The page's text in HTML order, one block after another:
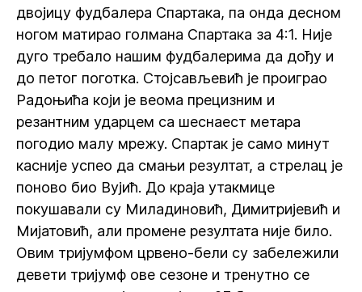
двојицу фудбалера Спартака, па онда десном
ногом матирао голмана Спартака за 4:1. Није
дуго требало нашим фудбалерима да дођу и
до петог поготка. Стојсављевић је проиграо
Радоњића који је веома прецизним и
резантним ударцем са шеснаест метара
погодио малу мрежу. Спартак је само минут
касније успео да смањи резултат, а стрелац је
поново био Вујић. До краја утакмице
покушавали су Миладиновић, Димитријевић и
Мијатовић, али промене резултата није било.
Овим тријумфом црвено-бели су забележили
девети тријумф ове сезоне и тренутно се